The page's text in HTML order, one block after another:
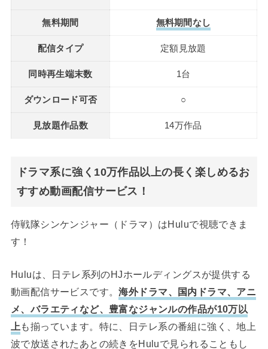
無料期間 無料期間なし
配信タイプ 定額見放題
同時再生端末数 1台
ダウンロード可否 ○
見放題作品数 14万作品
ドラマ系に強く10万作品以上の長く楽しめるお
すすめ動画配信サービス！
侍戦隊シンケンジャー（ドラマ）はHuluで視聴できま
す！
Huluは、日テレ系列のHJホールディングスが提供する
動画配信サービスです。海外ドラマ、国内ドラマ、アニ
メ、バラエティなど、豊富なジャンルの作品が10万以
上 も揃っています。特に、日テレ系の番組に強く、地上
波で放送されたあとの続きをHuluで見られることもし